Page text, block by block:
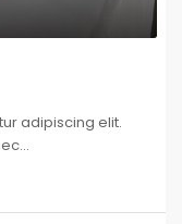
adipiscing elit.